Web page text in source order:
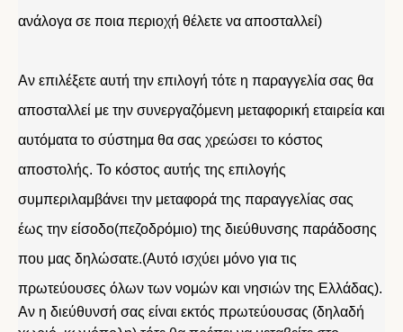
ανάλογα σε ποια περιοχή θέλετε να αποσταλλεί)
Αν επιλέξετε αυτή την επιλογή τότε η παραγγελία σας θα
αποσταλλεί με την συνεργαζόμενη μεταφορική εταιρεία και
αυτόματα το σύστημα θα σας χρεώσει το κόστος
αποστολής. Το κόστος αυτής της επιλογής
συμπεριλαμβάνει την μεταφορά της παραγγελίας σας
έως την είσοδο(πεζοδρόμιο) της διεύθυνσης παράδοσης
που μας δηλώσατε.(Αυτό ισχύει μόνο για τις
πρωτεύουσες όλων των νομών και νησιών της Ελλάδας).
Αν η διεύθυνσή σας είναι εκτός πρωτεύουσας (δηλαδή